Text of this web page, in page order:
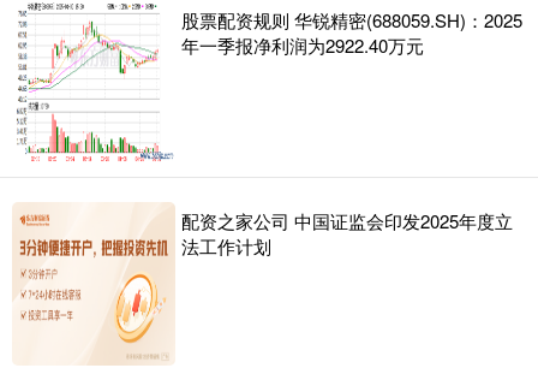
股票配资规则 华锐精密(688059.SH)：2025
年一季报净利润为2922.40万元
配资之家公司 中国证监会印发2025年度立
法工作计划